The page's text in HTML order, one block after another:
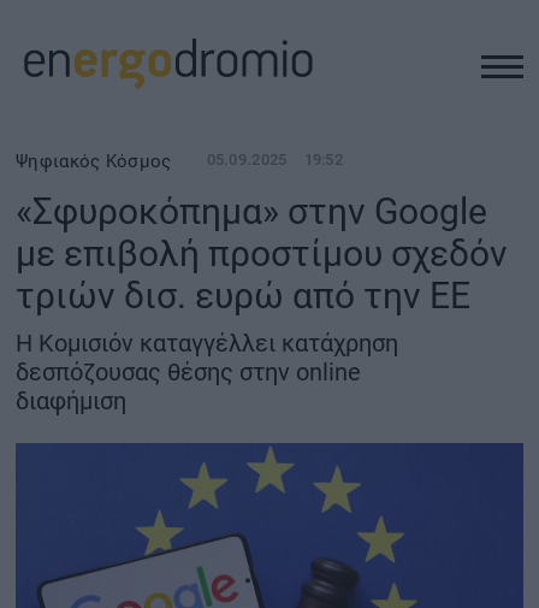
ΥΠΟΔΟΜΕΣ
REAL ESTATE
ΠΕΡΙΒΑΛΛΟΝ
ΕΝΕΡΓΕΙΑ
ΜΕΤΑΦΟΡΕΣ - ΗΛΕΚΤΡΟΚΙΝΗΣΗ
ΨΗΦΙΑΚΟΣ ΚΟΣΜΟΣ
ΟΙΚΟΝΟΜΙΑ - ΕΠΙΧΕΙΡΗΣΕΙΣ
Ψηφιακός Κόσμος 05.09.2025 19:52
«Σφυροκόπημα» στην Google
με επιβολή προστίμου σχεδόν
τριών δισ. ευρώ από την ΕΕ
Η Κομισιόν καταγγέλλει κατάχρηση
δεσπόζουσας θέσης στην online
διαφήμιση